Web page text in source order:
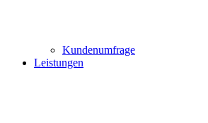
Kundenumfrage
Leistungen